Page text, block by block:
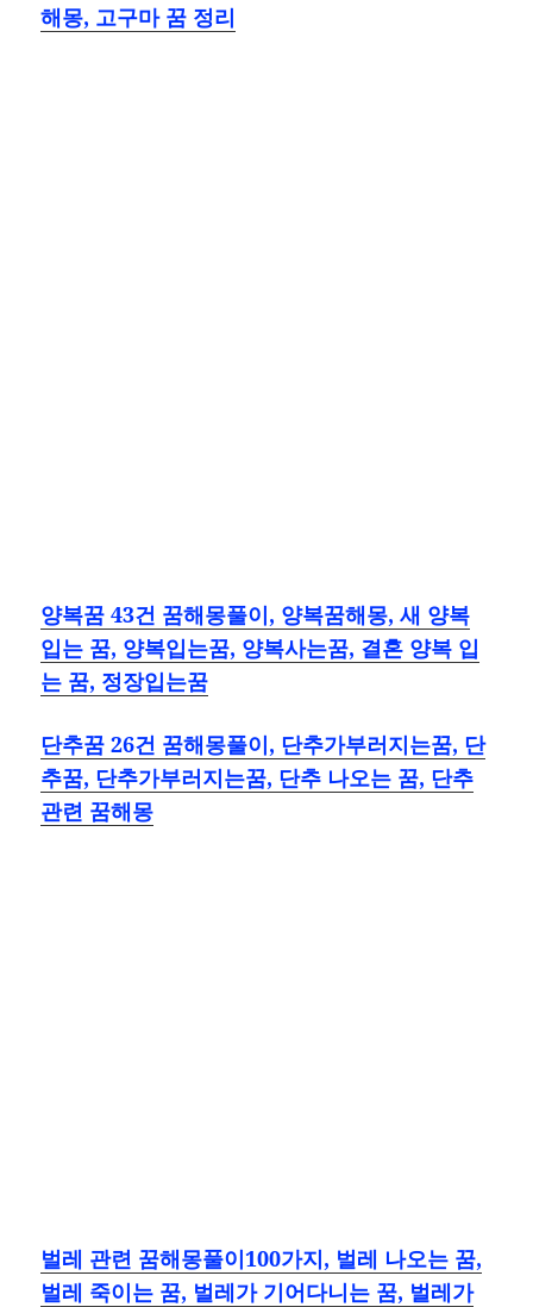
해몽, 고구마 꿈 정리
양복꿈 43건 꿈해몽풀이, 양복꿈해몽, 새 양복
입는 꿈, 양복입는꿈, 양복사는꿈, 결혼 양복 입
는 꿈, 정장입는꿈
단추꿈 26건 꿈해몽풀이, 단추가부러지는꿈, 단
추꿈, 단추가부러지는꿈, 단추 나오는 꿈, 단추
관련 꿈해몽
벌레 관련 꿈해몽풀이100가지, 벌레 나오는 꿈,
벌레 죽이는 꿈, 벌레가 기어다니는 꿈, 벌레가